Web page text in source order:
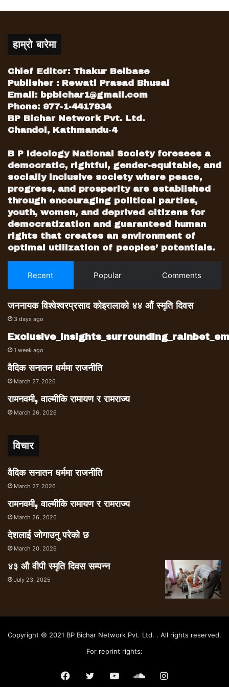
हाम्रो बारेमा
Chief Editor: Thakur Belbase
Publisher : Rewati Prasad Bhusal
Email: bpbichar1@gmail.com
Phone: 977-1-4417934
BP Bichar Network Pvt. Ltd.
Chandol, Kathmandu-4
B P Ideology National Society foresees a
democratic, rightful, gender-equitable, and
socially inclusive society where peace,
progress, and prosperity are established
through encouraging political parties,
youth, women, and deprived citizens for
democratization and guaranteed human
rights that creates an environment of
optimal utilization of peoples’ potentials.
Recent Popular Comments
जननायक विश्वेश्वरप्रसाद कोइरालाको ४४ औं स्मृति दिवस
3 days ago
1 week ago
वैदिक सनातन धर्ममा राजनीति
March 27, 2026
रामनवमी, वाल्मीकि रामायण र रामराज्य
March 26, 2026
विचार
वैदिक सनातन धर्ममा राजनीति
March 27, 2026
रामनवमी, वाल्मीकि रामायण र रामराज्य
March 26, 2026
देशलाई जोगाउनु परेको छ
March 20, 2026
४३ औ वीपी स्मृति दिवस सम्पन्न
July 23, 2025
Copyright © 2021 BP Bichar Network Pvt. Ltd. . All rights reserved.
For reprint rights:
Facebook
TwitterYouTubeSoundCloud
Instagram